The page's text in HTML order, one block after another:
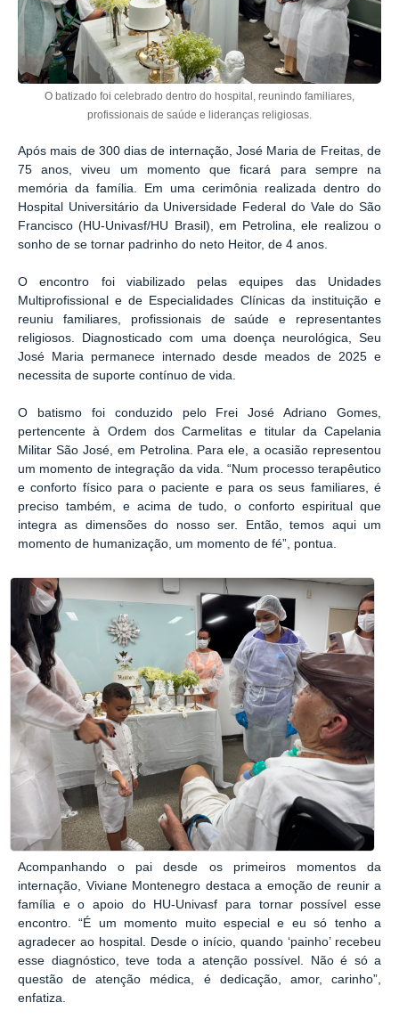
O batizado foi celebrado dentro do hospital, reunindo familiares,
profissionais de saúde e lideranças religiosas.
Após mais de 300 dias de internação, José Maria de Freitas, de
75 anos, viveu um momento que ficará para sempre na
memória da família. Em uma cerimônia realizada dentro do
Hospital Universitário da Universidade Federal do Vale do São
Francisco (HU-Univasf/HU Brasil), em Petrolina, ele realizou o
sonho de se tornar padrinho do neto Heitor, de 4 anos.
O encontro foi viabilizado pelas equipes das Unidades
Multiprofissional e de Especialidades Clínicas da instituição e
reuniu familiares, profissionais de saúde e representantes
religiosos. Diagnosticado com uma doença neurológica, Seu
José Maria permanece internado desde meados de 2025 e
necessita de suporte contínuo de vida.
O batismo foi conduzido pelo Frei José Adriano Gomes,
pertencente à Ordem dos Carmelitas e titular da Capelania
Militar São José, em Petrolina. Para ele, a ocasião representou
um momento de integração da vida. “Num processo terapêutico
e conforto físico para o paciente e para os seus familiares, é
preciso também, e acima de tudo, o conforto espiritual que
integra as dimensões do nosso ser. Então, temos aqui um
momento de humanização, um momento de fé”, pontua.
Acompanhando o pai desde os primeiros momentos da
internação, Viviane Montenegro destaca a emoção de reunir a
família e o apoio do HU-Univasf para tornar possível esse
encontro. “É um momento muito especial e eu só tenho a
agradecer ao hospital. Desde o início, quando ‘painho’ recebeu
esse diagnóstico, teve toda a atenção possível. Não é só a
questão de atenção médica, é dedicação, amor, carinho”,
enfatiza.